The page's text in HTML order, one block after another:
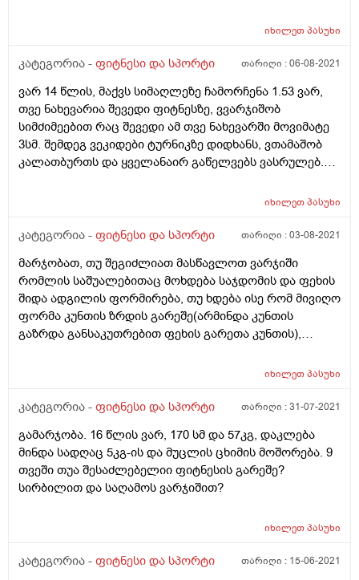
იხილეთპასუხი
კატეგორია - ფიტნესი და სპორტი თარიღი :06-08-2021
ვარ 14 წლის, მაქვს სიმაღლეზე ჩამორჩენა 1.53 ვარ,
თვე ნახევარია შევედი ფიტნესზე, ვვარჯიშობ
სიმძიმეებით რაც შევედი ამ თვე ნახევარში მოვიმატე
3სმ. შემდეგ ვეკიდები ტურნიკზე დიდხანს, ვთამაშობ
კალათბურთს და ყველანაირ გაწელვებს ვასრულებ.
გაზრდაში ეგ მაინტერესებს. მადლობა წინასწარ❤
იხილეთპასუხი
კატეგორია - ფიტნესი და სპორტი თარიღი :03-08-2021
მარჯობათ, თუ შეგიძლიათ მასწავლოთ ვარჯიში
რომლის საშუალებითაც მოხდება საჯდომის და ფეხის
შიდა ადგილის ფორმირება, თუ ხდება ისე რომ მივიღო
ფორმა კუნთის ზრდის გარეშე(არმინდა კუნთის
გაზრდა განსაკუთრებით ფეხის გარეთა კუნთის),
მაინტერესებს ეს საჯდომის ვარჯიშები ცხიმის წვაშიც
ახდენს? და ცხიმის წვისთვის სხვა ვარჯიშებია? იქნებ
იხილეთპასუხი
კატეგორია - ფიტნესი და სპორტი თარიღი :31-07-2021
გამარჯობა. 16 წლის ვარ, 170 სმ და 57კგ, დაკლება
მინდა სადღაც 5კგ-ის და მუცლის ცხიმის მოშორება. 9
თვეში თუა შესაძლებელიი ფიტნესის გარეშე?
სირბილით და საღამოს ვარჯიშით?
იხილეთპასუხი
კატეგორია - ფიტნესი და სპორტი თარიღი : 15-06-2021